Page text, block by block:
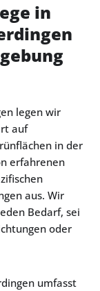
in
legen wir
auf
in der
erfahrenen
aus. Wir
Bedarf, sei
oder
umfasst